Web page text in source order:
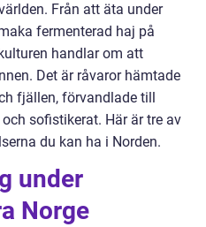
Från att äta under
fermenterad haj på
handlar om att
Det är råvaror hämtade
fjällen, förvandlade till
sofistikerat. Här är tre av
du kan ha i Norden.
under
Norge